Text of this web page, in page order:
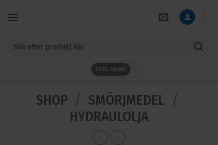
EXKL MOMS
SHOP SMÖRJMEDEL
HYDRAULOLJA